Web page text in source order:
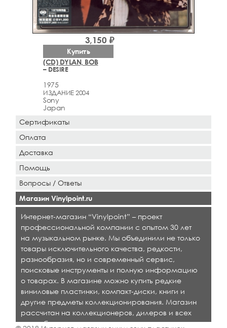
(CD) DYLAN, BOB
– DESIRE
1975
ИЗДАНИЕ 2004
Sony
Japan
3,150 ₽
Купить
Сертификаты
Оплата
Доставка
Помощь
Вопросы / Ответы
Магазин Vinylpoint.ru
Интернет-магазин “Vinylpoint” – проект
профессиональной компании с опытом 30 лет
на музыкальном рынке. Мы объединили не только
товары исключительного качества, редкости,
разнообразия, но и современный сервис,
поисковые инструменты и полную информацию
о товарах. В магазине можно купить редкие
виниловые пластинки, компакт-диски, книги и
другие предметы коллекционирования. Магазин
рассчитан на коллекционеров, дилеров и всех
кто любит качественную музыку.